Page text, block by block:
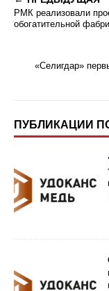
РМК реализовали
обогатительной
«Селигдар»
ПУБЛИКАЦИИ